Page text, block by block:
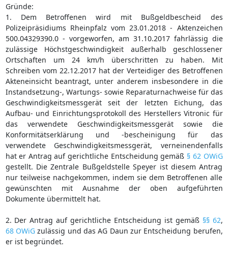
Gründe:
1. Dem Betroffenen wird mit Bußgeldbescheid des
Polizeipräsidiums Rheinpfalz vom 23.01.2018 - Aktenzeichen
500.04329390.0 - vorgeworfen, am 31.10.2017 fahrlässig die
zulässige Höchstgeschwindigkeit außerhalb geschlossener
Ortschaften um 24 km/h überschritten zu haben. Mit
Schreiben vom 22.12.2017 hat der Verteidiger des Betroffenen
Akteneinsicht beantragt, unter anderem insbesondere in die
Instandsetzung-, Wartungs- sowie Reparaturnachweise für das
Geschwindigkeitsmessgerät seit der letzten Eichung, das
Aufbau- und Einrichtungsprotokoll des Herstellers Vitronic für
das verwendete Geschwindigkeitsmessgerät sowie die
Konformitätserklärung und -bescheinigung für das
verwendete Geschwindigkeitsmessgerät, verneinendenfalls
hat er Antrag auf gerichtliche Entscheidung gemäß § 62 OWiG
gestellt. Die Zentrale Bußgeldstelle Speyer ist diesem Antrag
nur teilweise nachgekommen, indem sie dem Betroffenen alle
gewünschten mit Ausnahme der oben aufgeführten
Dokumente übermittelt hat.
2. Der Antrag auf gerichtliche Entscheidung ist gemäß §§ 62,
68 OWiGzulässig und das AG Daun zur Entscheidung berufen,
er ist begründet.